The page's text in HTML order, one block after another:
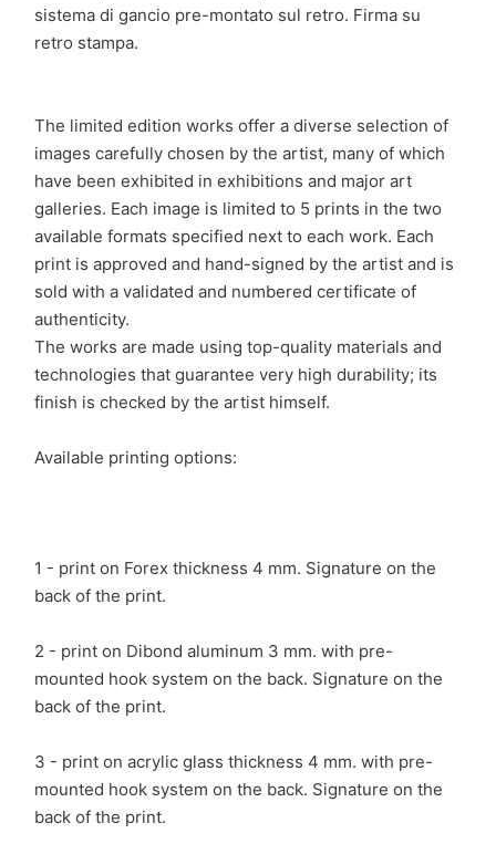
sistema di gancio pre-montato sul retro. Firma su
retro stampa.
The limited edition works offer a diverse selection of
images carefully chosen by the artist, many of which
have been exhibited in exhibitions and major art
galleries. Each image is limited to 5 prints in the two
available formats specified next to each work. Each
print is approved and hand-signed by the artist and is
sold with a validated and numbered certificate of
authenticity.
The works are made using top-quality materials and
technologies that guarantee very high durability; its
finish is checked by the artist himself.
Available printing options:
1 - print on Forex thickness 4 mm. Signature on the
back of the print.
2 - print on Dibond aluminum 3 mm. with pre-
mounted hook system on the back. Signature on the
back of the print.
3 - print on acrylic glass thickness 4 mm. with pre-
mounted hook system on the back. Signature on the
back of the print.